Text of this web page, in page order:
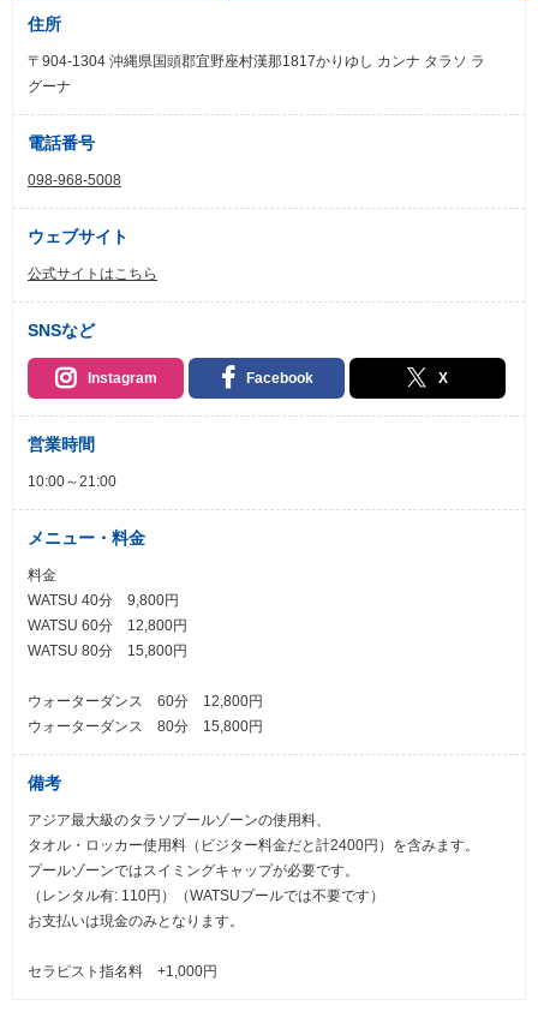
住所
〒904-1304 沖縄県国頭郡宜野座村漢那1817かりゆし カンナ タラソ ラ
グーナ
電話番号
098-968-5008
ウェブサイト
公式サイトはこちら
SNSなど
Instagram Facebook X
営業時間
10:00～21:00
メニュー・料金
料金
WATSU 40分 9,800円
WATSU 60分 12,800円
WATSU 80分 15,800円
ウォーターダンス 60分 12,800円
ウォーターダンス 80分 15,800円
備考
アジア最大級のタラソプールゾーンの使用料、
タオル・ロッカー使用料（ビジター料金だと計2400円）を含みます。
プールゾーンではスイミングキャップが必要です。
（レンタル有: 110円）（WATSUプールでは不要です）
お支払いは現金のみとなります。
セラピスト指名料 +1,000円